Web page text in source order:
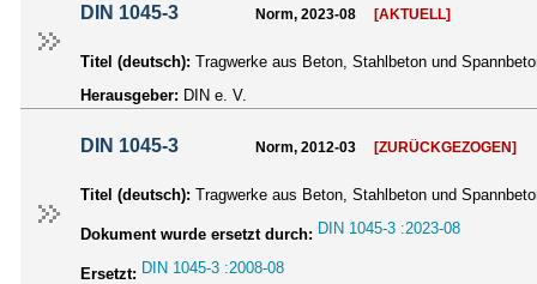
DIN 1045-3 Norm, 2023-08 [AKTUELL]
Titel (deutsch): Tragwerke aus Beton, Stahlbeton und
Herausgeber: DIN e. V.
DIN 1045-3 Norm, 2012-03 [ZURÜCKGEZOGEN]
Titel (deutsch): Tragwerke aus Beton, Stahlbeton und
Dokument wurde ersetzt durch: DIN 1045-3 :2023-08
Ersetzt: DIN 1045-3 :2008-08